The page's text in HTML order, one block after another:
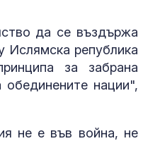
да се въздържа
Ислямска република
за забрана
нации",
не е във война, не